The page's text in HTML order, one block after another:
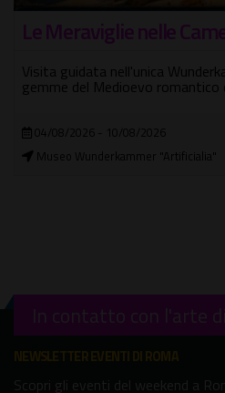
le
Roma c'è!
Passeggiate e visite
conoscere la città, dal
05/08/2026 - 13/08/2026
In città
In contatto con l'arte